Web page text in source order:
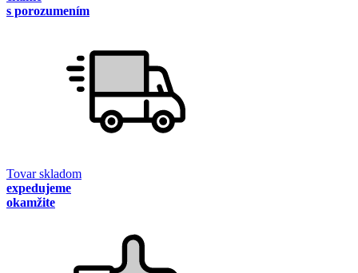
s porozumením
Tovar skladom
expedujeme
okamžite